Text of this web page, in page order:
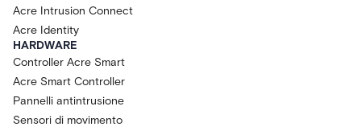
Acre Intrusion Connect
Acre Identity
HARDWARE
Controller Acre Smart
Acre Smart Controller
Pannelli antintrusione
Sensori di movimento